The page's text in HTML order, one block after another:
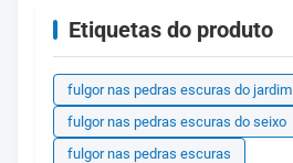
Etiquetas do produto
fulgor nas pedras escuras do jardim
fulgor nas pedras escuras do seixo
fulgor nas pedras escuras